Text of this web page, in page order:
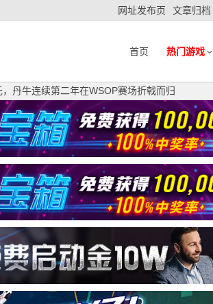
网址发布页 文章归档
首页 热门游戏
丹牛连续第二年在WSOP赛场折戟而归